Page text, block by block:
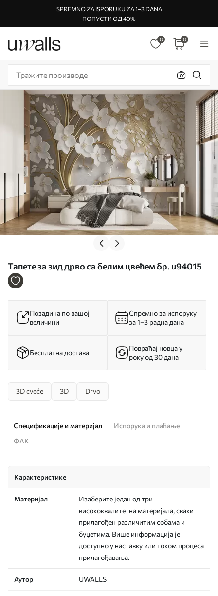
SPREMNO ZA ISPORUKU ZA 1–3 DANA
ПОПУСТИ ОД 40%
0 0
Тапете за зид дрво са белим цвећем бр. u94015
Позадина по вашој
величини
Спремно за испоруку
за 1–3 радна дана
Бесплатна достава
Повраћај новца у
року од 30 дана
3D cveće 3D Drvo
Спецификације и материјал
Испорука и плаћање
ФАК
Карактеристике
Материјал
Изаберите један од три
висококвалитетна материјала, сваки
прилагођен различитим собама и
буџетима. Више информација је
доступно у наставку или током процеса
прилагођавања.
Аутор UWALLS